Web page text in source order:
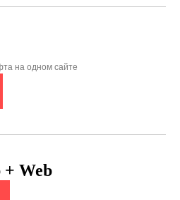
на одном сайте
Web